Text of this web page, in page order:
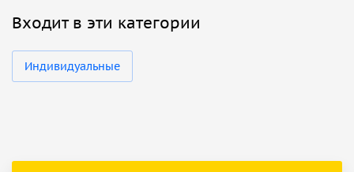
Входит в эти категории
Индивидуальные